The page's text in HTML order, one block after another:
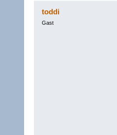
toddi
Gast